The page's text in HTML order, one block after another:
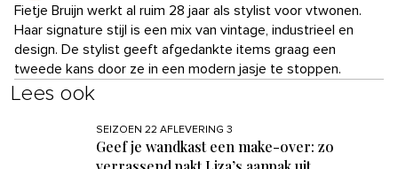
Fietje Bruijn werkt al ruim 28 jaar als stylist voor vtwonen.
Haar signature stijl is een mix van vintage, industrieel en
design. De stylist geeft afgedankte items graag een
tweede kans door ze in een modern jasje te stoppen.
Lees ook
SEIZOEN 22 AFLEVERING 3
Geef je wandkast een make-over: zo